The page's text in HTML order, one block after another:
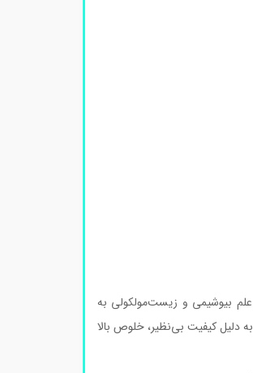
بیوشیمی و زیست‌مولکولی به
به دلیل کیفیت بی‌نظیر، خلوص بالا